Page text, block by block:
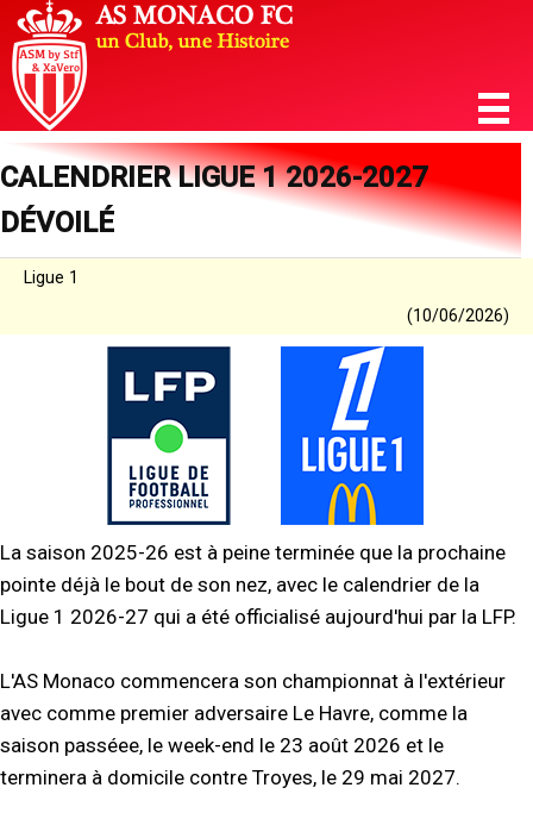
CALENDRIER LIGUE 1 2026-2027
DÉVOILÉ
Ligue 1
(10/06/2026)
La saison 2025-26 est à peine terminée que la prochaine
pointe déjà le bout de son nez, avec le calendrier de la
Ligue 1 2026-27 qui a été officialisé aujourd'hui par la LFP.
L'AS Monaco commencera son championnat à l'extérieur
avec comme premier adversaire Le Havre, comme la
saison passéee, le week-end le 23 août 2026 et le
terminera à domicile contre Troyes, le 29 mai 2027.